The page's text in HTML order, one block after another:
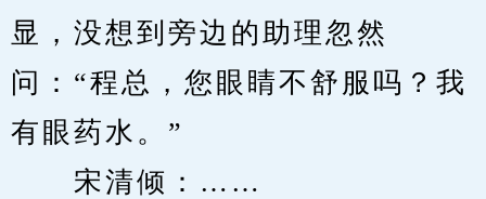
显，没想到旁边的助理忽然
问：“程总，您眼睛不舒服吗？我
有眼药水。”
宋清倾：……